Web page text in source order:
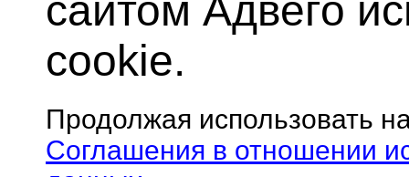
сайтом Адвего
cookie.
Продолжая использовать
Соглашения в отношении